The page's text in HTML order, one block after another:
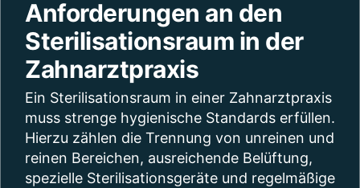
Anforderungen an den
Sterilisationsraum in der
Zahnarztpraxis
Ein Sterilisationsraum in einer Zahnarztpraxis
muss strenge hygienische Standards erfüllen.
Hierzu zählen die Trennung von unreinen und
reinen Bereichen, ausreichende Belüftung,
spezielle Sterilisationsgeräte und regelmäßige